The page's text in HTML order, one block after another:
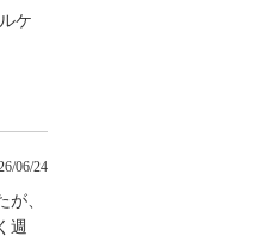
ケ
06/24
、
週